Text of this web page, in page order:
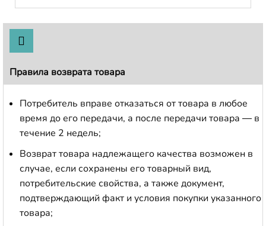
Правила возврата товара
Потребитель вправе отказаться от товара в любое
время до его передачи, а после передачи товара — в
течение 2 недель;
Возврат товара надлежащего качества возможен в
случае, если сохранены его товарный вид,
потребительские свойства, а также документ,
подтверждающий факт и условия покупки указанного
товара;